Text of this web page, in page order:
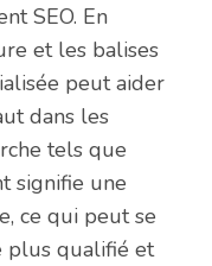
SEO. En
et les balises
peut aider
dans les
tels que
signifie une
ce qui peut se
plus qualifié et